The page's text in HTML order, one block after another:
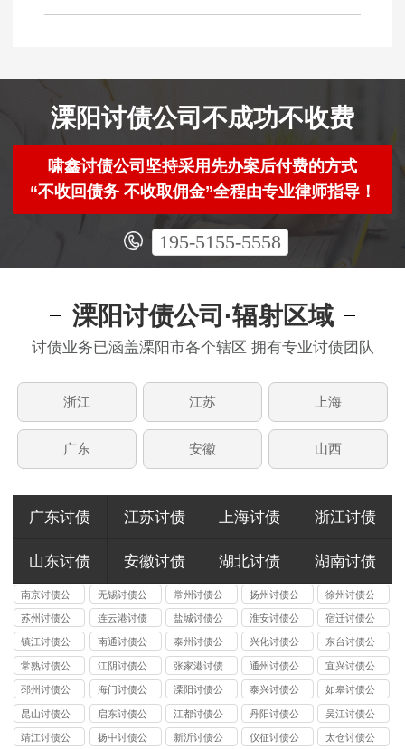
溧阳讨债公司不成功不收费
啸鑫讨债公司坚持采用先办案后付费的方式
“不收回债务 不收取佣金”全程由专业律师指导！
195-5155-5558
溧阳讨债公司·辐射区域
讨债业务已涵盖溧阳市各个辖区 拥有专业讨债团队
浙江 江苏 上海
广东 安徽 山西
广东讨债 江苏讨债 上海讨债 浙江讨债
山东讨债 安徽讨债 湖北讨债 湖南讨债
南京讨债公
司
无锡讨债公
司
常州讨债公
司
扬州讨债公
司
徐州讨债公
司
苏州讨债公
司
连云港讨债
公司
盐城讨债公
司
淮安讨债公
司
宿迁讨债公
司
镇江讨债公
司
南通讨债公
司
泰州讨债公
司
兴化讨债公
司
东台讨债公
司
常熟讨债公
司
江阴讨债公
司
张家港讨债
公司
通州讨债公
司
宜兴讨债公
司
邳州讨债公
司
海门讨债公
司
溧阳讨债公
司
泰兴讨债公
司
如皋讨债公
司
昆山讨债公
司
启东讨债公
司
江都讨债公
司
丹阳讨债公
司
吴江讨债公
司
靖江讨债公
扬中讨债公
新沂讨债公
仪征讨债公
太仓讨债公